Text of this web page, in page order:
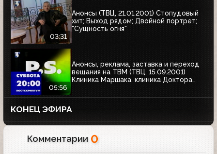
03:31
Анонсы (ТВЦ, 21.01.2001) Стопудовый
хит; Выход рядом; Двойной портрет;
"Сущность огня"
05:56
Анонсы, реклама, заставка и переход
вещания на ТВМ (ТВЦ, 15.09.2001)
Клиника Маршака, клиника Доктора
КОНЕЦ ЭФИРА
Комментарии 0